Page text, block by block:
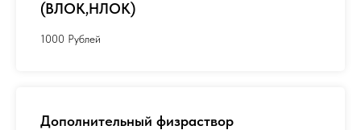
(ВЛОК,НЛОК)
1000 Рублей
Дополнительный физраствор